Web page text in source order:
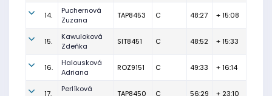
14.
Puchernová
Zuzana
TAP8453 C 48:27 + 15:08
15.
Kawuloková
Zdeňka
SIT8451 C 48:52 + 15:33
16.
Halousková
Adriana
ROZ9151 C 49:33 + 16:14
17.
Perlíková
TAP8450 C 56:29 + 23:10